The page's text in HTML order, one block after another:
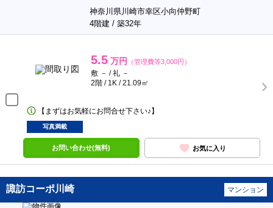
神奈川県川崎市幸区小向仲野町
4階建 / 築32年
5.5 万円 （管理費等3,000円）
敷 － / 礼 －
2階 / 1K / 21.09㎡
【まずはお気軽にお問合せ下さい♪】
写真満載
お問い合わせ(無料) お気に入り
諏訪コーポ川崎 マンション